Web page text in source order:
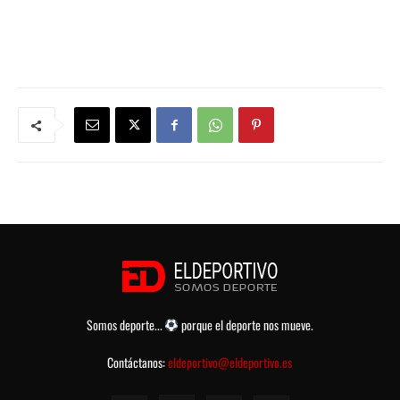
Somos deporte...
porque el deporte nos mueve.
Contáctanos:eldeportivo@eldeportivo.es